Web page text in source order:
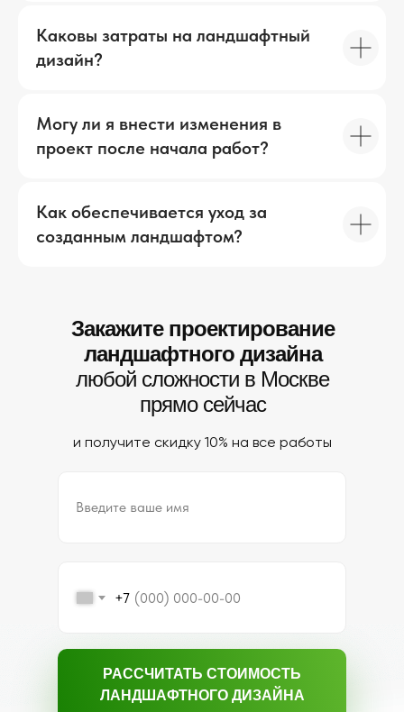
Каковы затраты на ландшафтный
дизайн?
Могу ли я внести изменения в
проект после начала работ?
Как обеспечивается уход за
созданным ландшафтом?
и получите скидку 10% на все работы
Закажите проектирование
ландшафтного дизайна
любой сложности в Москве
прямо сейчас
РАССЧИТАТЬ СТОИМОСТЬ
ЛАНДШАФТНОГО ДИЗАЙНА
Введите ваше имя
+7